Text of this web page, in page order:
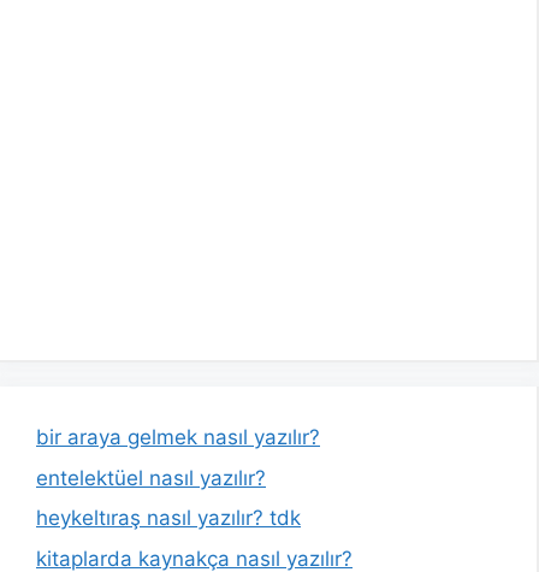
bir araya gelmek nasıl yazılır?
entelektüel nasıl yazılır?
heykeltıraş nasıl yazılır? tdk
kitaplarda kaynakça nasıl yazılır?